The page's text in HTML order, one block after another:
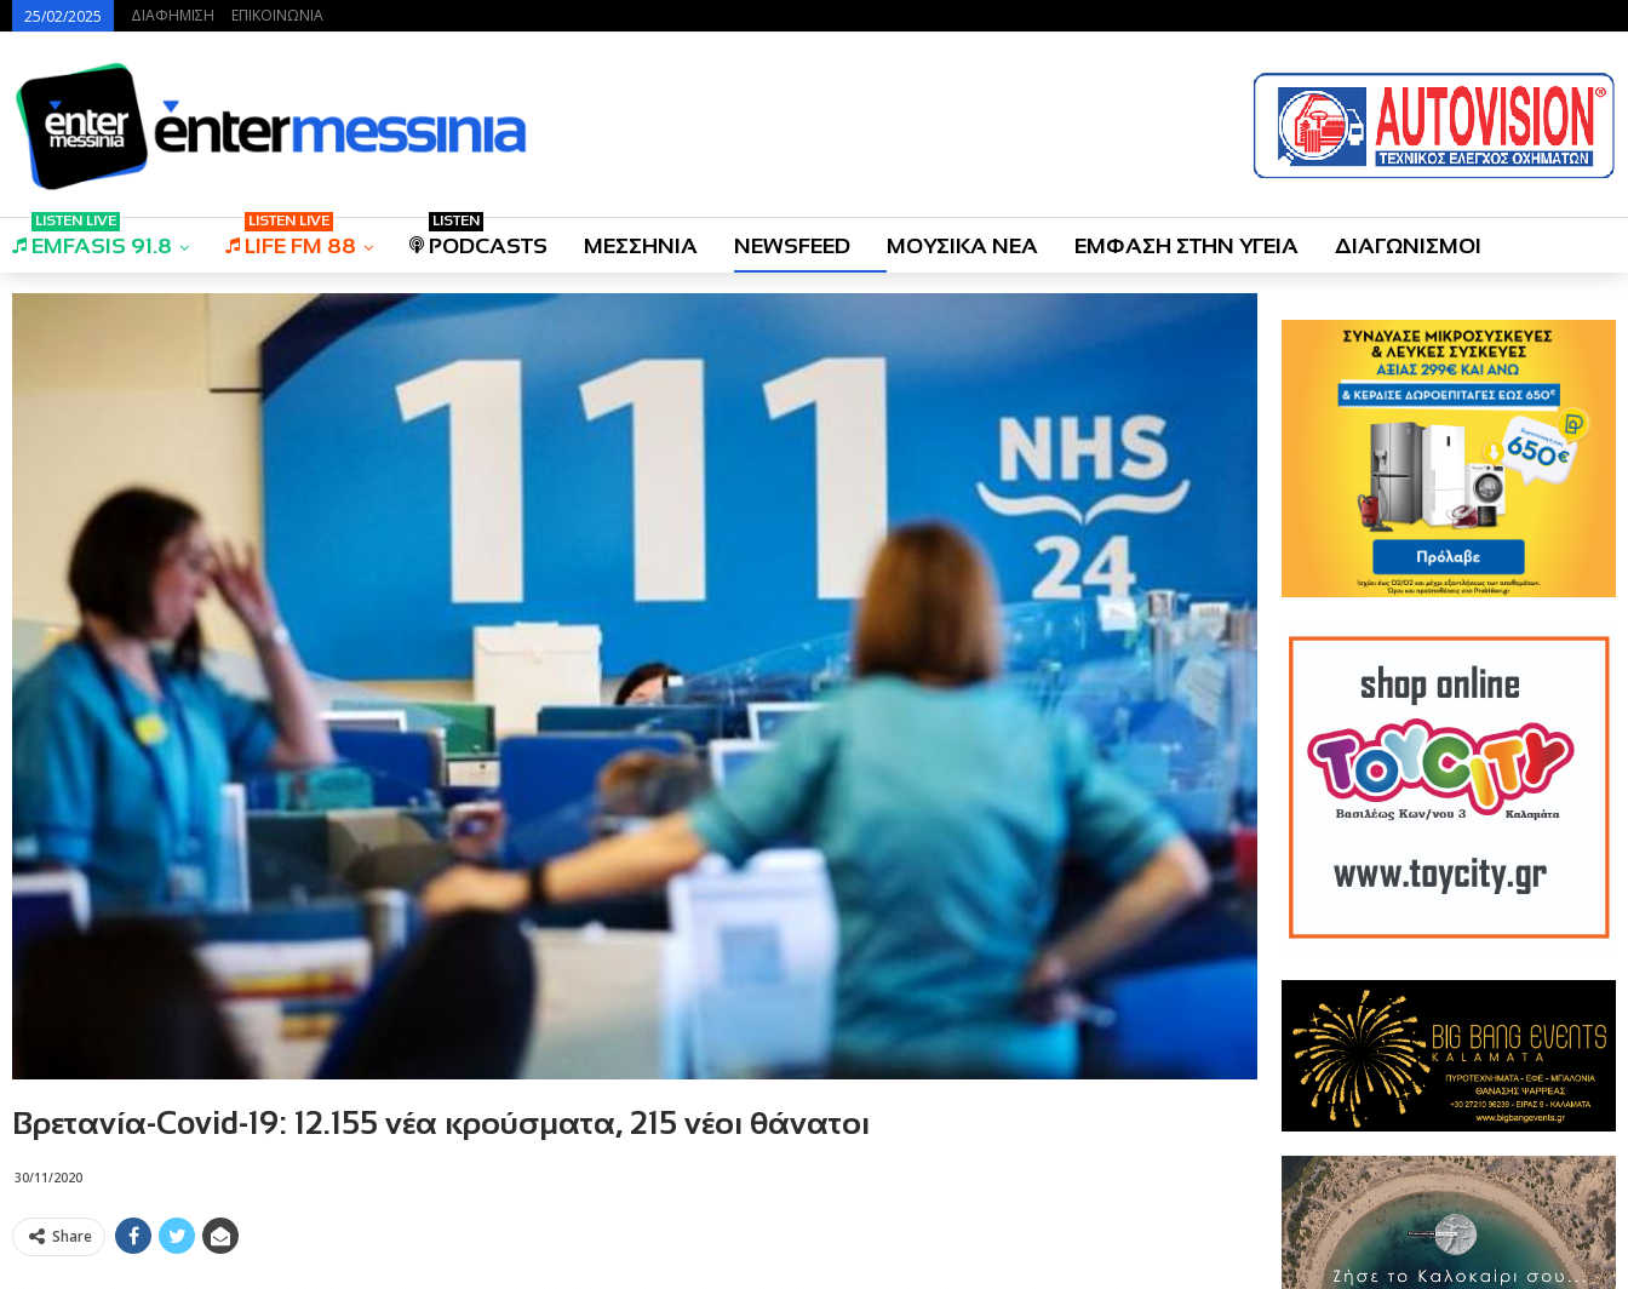
25/02/2025 ΔΙΑΦΗΜΙΣΗ ΕΠΙΚΟΙΝΩΝΙΑ
EMFASIS 91.8
LISTEN LIVE
LIFE FM 88
LISTEN LIVE
PODCASTS
LISTEN
ΜΕΣΣΗΝΙΑ NEWSFEED ΜΟΥΣΙΚΑ ΝΕΑ ΕΜΦΑΣΗ ΣΤΗΝ ΥΓΕΙΑ ΔΙΑΓΩΝΙΣΜΟΙ
Βρετανία-Covid-19: 12.155 νέα κρούσματα, 215 νέοι θάνατοι
30/11/2020
Share